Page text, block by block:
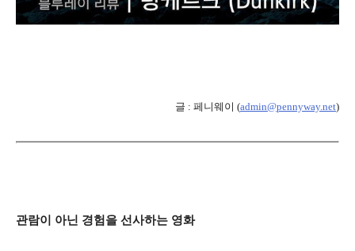
글 : 페니웨이 (admin@pennyway.net)
관람이 아닌 경험을 선사하는 영화